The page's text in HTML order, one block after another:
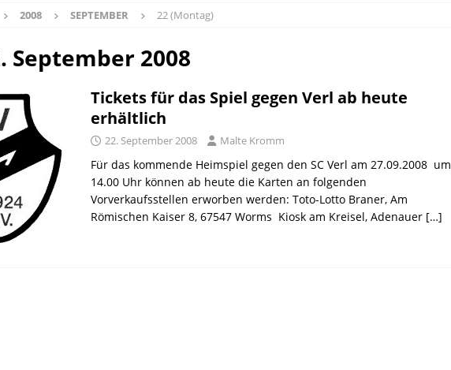
2008 SEPTEMBER 22 (Montag)
September 2008
Tickets für das Spiel gegen Verl ab heute
erhältlich
22. September 2008 Malte Kromm
Für das kommende Heimspiel gegen den SC Verl am 27.09.2008 um
14.00 Uhr können ab heute die Karten an folgenden
Vorverkaufsstellen erworben werden: Toto-Lotto Braner, Am
Römischen Kaiser 8, 67547 Worms Kiosk am Kreisel, Adenauer […]